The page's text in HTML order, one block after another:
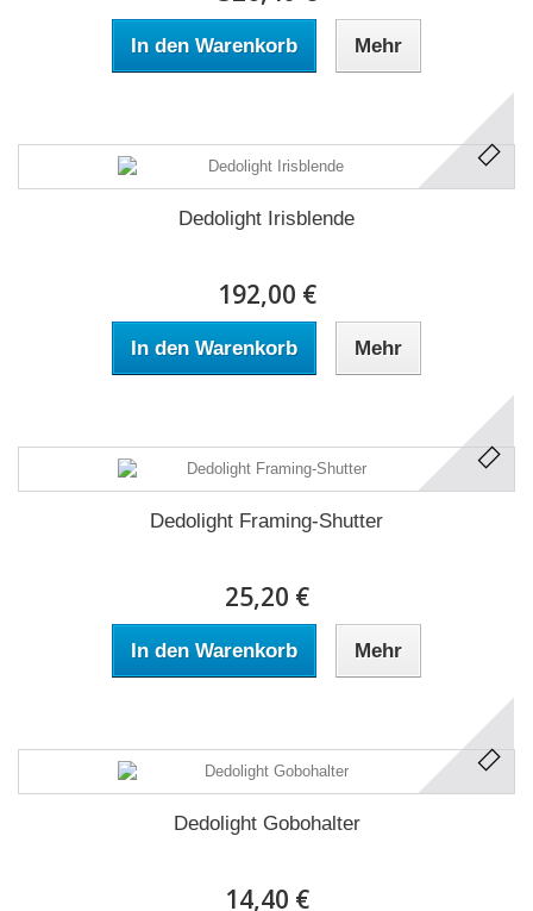
In den Warenkorb Mehr
Dedolight Irisblende
192,00 €
In den Warenkorb Mehr
Dedolight Framing-Shutter
25,20 €
In den Warenkorb Mehr
Dedolight Gobohalter
14,40 €